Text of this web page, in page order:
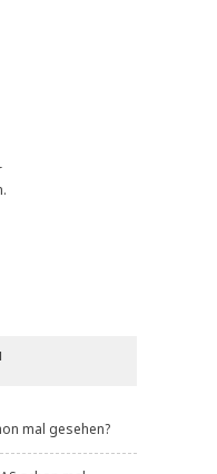
mal gesehen?